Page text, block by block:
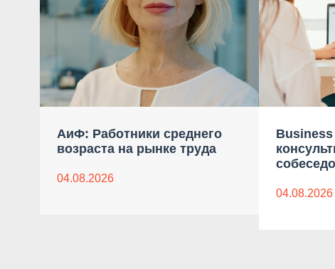
АиФ: Работники среднего
возраста на рынке труда
04.08.2026
04.08.2026